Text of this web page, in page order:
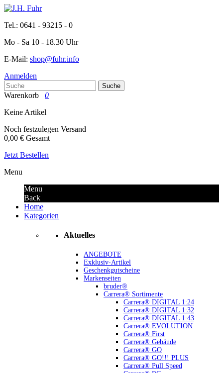
Tel.: 0641 - 93215 - 0
Mo - Sa 10 - 18.30 Uhr
E-Mail: shop@fuhr.info
Anmelden
Suche
Warenkorb
0
Keine Artikel
Noch festzulegen Versand
0,00 € Gesamt
Jetzt Bestellen
Menu
Menu
Back
Home
Kategorien
Aktuelles
ANGEBOTE
Exklusiv-Artikel
Geschenkgutscheine
Markenseiten
bruder®
Carrera® Sortimente
Carrera® DIGITAL 1:24
Carrera® DIGITAL 1:32
Carrera® DIGITAL 1:43
Carrera® EVOLUTION
Carrera® First
Carrera® Gebäude
Carrera® GO
Carrera® GO!!! PLUS
Carrera® Pull Speed